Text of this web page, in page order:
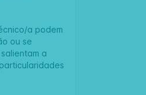
a podem
ou se
a